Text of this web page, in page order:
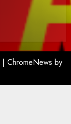
| ChromeNews by